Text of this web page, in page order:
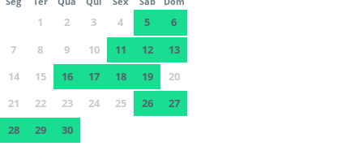
1 2 3 4 5
6
7
8 9 10 11 12
13
14
15 16 17 18 19
20
21
22 23 24 25 26
27
28
29 30